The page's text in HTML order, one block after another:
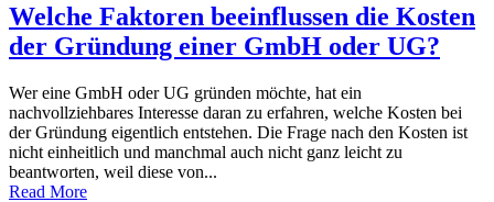
Welche Faktoren beeinflussen die Kosten
der Gründung einer GmbH oder UG?
Wer eine GmbH oder UG gründen möchte, hat ein
nachvollziehbares Interesse daran zu erfahren, welche Kosten bei
der Gründung eigentlich entstehen. Die Frage nach den Kosten ist
nicht einheitlich und manchmal auch nicht ganz leicht zu
beantworten, weil diese von...
Read More